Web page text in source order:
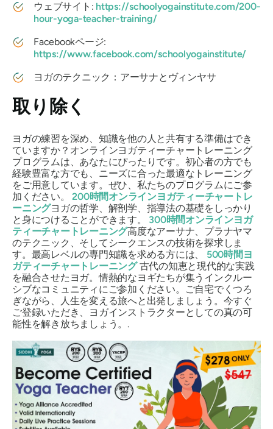
ウェブサイト: https://schoolyogainstitute.com/200-
hour-yoga-teacher-training/
Facebookページ:
https://www.facebook.com/schoolyogainstitute/
ヨガのテクニック：アーサナとヴィンヤサ
取り除く
ヨガの練習を深め、知識を他の人と共有する準備はでき
ていますか？オンラインヨガティーチャートレーニング
プログラムは、あなたにぴったりです。初心者の方でも
経験豊富な方でも、ニーズに合った最適なトレーニング
をご用意しています。ぜひ、私たちのプログラムにご参
加ください。200時間オンラインヨガティーチャートレ
ーニングヨガの哲学、解剖学、指導法の基礎をしっかり
と身につけることができます。 300時間オンラインヨガ
ティーチャートレーニング高度なアーサナ、プラナヤマ
のテクニック、そしてシークエンスの技術を探求しま
す。最高レベルの専門知識を求める方には、 500時間ヨ
ガティーチャートレーニング古代の知恵と現代的な実践
を融合させたヨガ。情熱的なヨギたちが集うインクルー
シブなコミュニティにご参加ください。ご自宅でくつろ
ぎながら、人生を変える旅へと出発しましょう。今すぐ
ご登録いただき、ヨガインストラクターとしての真の可
能性を解き放ちましょう。.